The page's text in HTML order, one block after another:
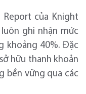
Report của Knight
ghi nhận mức
khoảng 40%. Đặc
hữu thanh khoản
bền vững qua các